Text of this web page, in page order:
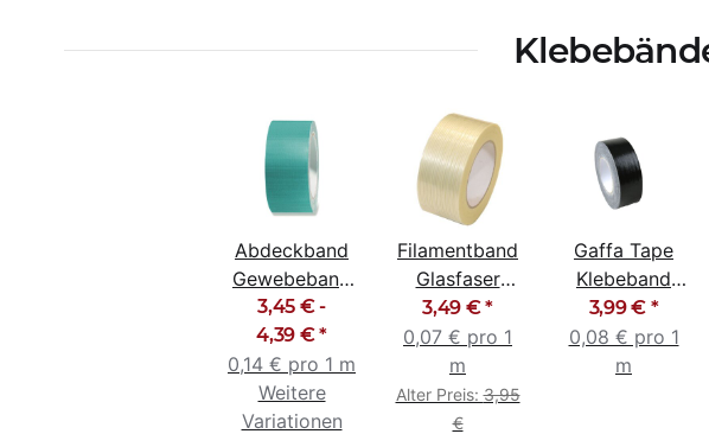
Abdeckband
Gewebeband
Klebeband
Steinband
UV-beständig
3,45 € -
4,39 €*
0,14 € pro 1 m
Weitere
Variationen
Filamentband
Glasfaser
Klebeband
Packband
50mm x 50m
3,49 €*
0,07 € pro 1
m
Alter Preis:3,95
€
Gaffa Tape
Klebeband
Gewebeband
schwarz
48mm x 50m
3,99 € *
0,08 € pro 1
m